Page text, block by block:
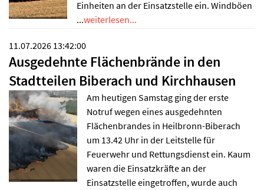
Einheiten an der Einsatzstelle ein. Windböen
...weiterlesen...
11.07.2026 13:42:00
Ausgedehnte Flächenbrände in den
Stadtteilen Biberach und Kirchhausen
Am heutigen Samstag ging der erste
Notruf wegen eines ausgedehnten
Flächenbrandes in Heilbronn-Biberach
um 13.42 Uhr in der Leitstelle für
Feuerwehr und Rettungsdienst ein. Kaum
waren die Einsatzkräfte an der
Einsatzstelle eingetroffen, wurde auch